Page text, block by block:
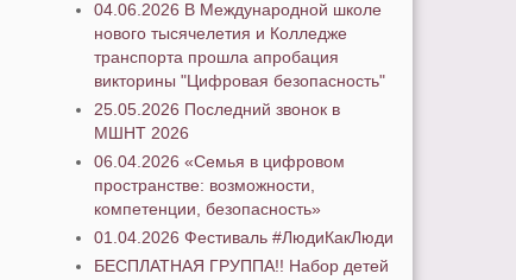
04.06.2026 В Международной школе
нового тысячелетия и Колледже
транспорта прошла апробация
викторины "Цифровая безопасность"
25.05.2026 Последний звонок в
МШНТ 2026
06.04.2026 «Семья в цифровом
пространстве: возможности,
компетенции, безопасность»
01.04.2026 Фестиваль #ЛюдиКакЛюди
БЕСПЛАТНАЯ ГРУППА!! Набор детей